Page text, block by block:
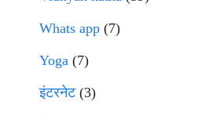
Whats app (7)
Yoga (7)
इंटरनेट(3)